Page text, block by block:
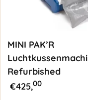
MINI PAK’R
Refurbished
€425,00